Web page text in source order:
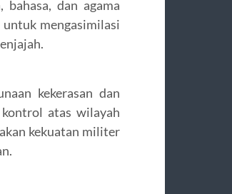
dan agama
mengasimilasi
kekerasan dan
atas wilayah
kekuatan militer